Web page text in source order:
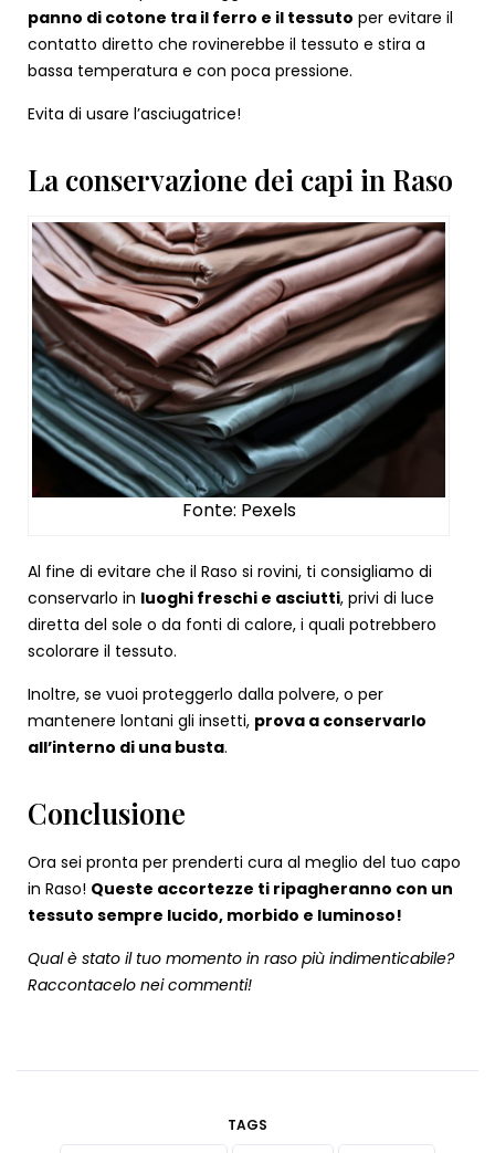
panno di cotone tra il ferro e il tessuto per evitare il
contatto diretto che rovinerebbe il tessuto e stira a
bassa temperatura e con poca pressione.
Evita di usare l’asciugatrice!
La conservazione dei capi in Raso
Fonte: Pexels
Al fine di evitare che il Raso si rovini, ti consigliamo di
conservarlo in luoghi freschi e asciutti, privi di luce
diretta del sole o da fonti di calore, i quali potrebbero
scolorare il tessuto.
Inoltre, se vuoi proteggerlo dalla polvere, o per
mantenere lontani gli insetti, prova a conservarlo
all’interno di una busta.
Conclusione
Ora sei pronta per prenderti cura al meglio del tuo capo
in Raso! Queste accortezze ti ripagheranno con un
tessuto sempre lucido, morbido e luminoso!
Qual è stato il tuo momento in raso più indimenticabile?
Raccontacelo nei commenti!
TAGS